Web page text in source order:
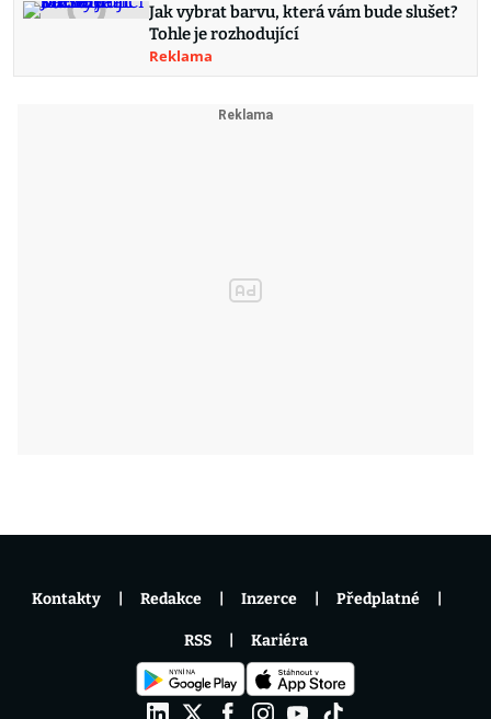
Jak vybrat barvu, která vám bude slušet?
Tohle je rozhodující
Reklama
Kontakty Redakce Inzerce Předplatné
RSS Kariéra